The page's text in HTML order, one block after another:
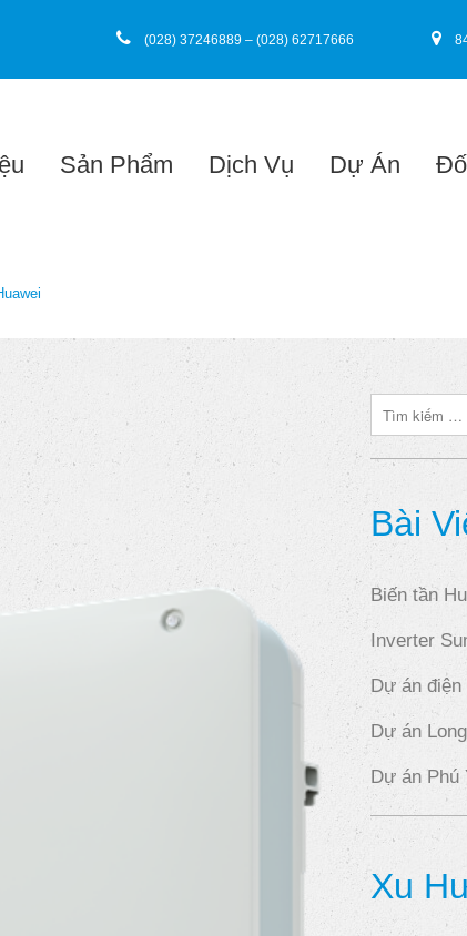
(028) 37246889 – (028) 62717666
Sản Phẩm Dịch Vụ Dự Án
Bài
Biến tần
Inverter
Dự án
Dự án
Dự án Phú
Xu